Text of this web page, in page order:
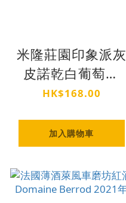
米隆莊園印象派灰
皮諾乾白葡萄酒
2025 年份
HK$168.00
加入購物車